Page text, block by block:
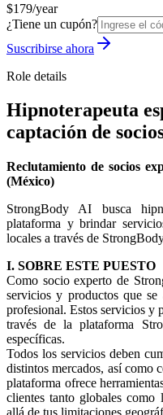
$179/year
¿Tiene un cupón?
Suscribirse ahora
Role details
Hipnoterapeuta
captación de
Reclutamiento de socios
(México)
StrongBody AI busca
plataforma y brindar
locales a través de
I. SOBRE ESTE PUESTO
Como socio experto de
servicios y productos que se
profesional. Estos servicios y
través de la plataforma
específicas.
Todos los servicios deben
distintos mercados, así como
plataforma ofrece
clientes tanto globales como